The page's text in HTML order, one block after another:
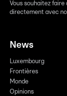
Vous souhaitez
directement avec
News
Luxembourg
Frontières
Monde
Opinions